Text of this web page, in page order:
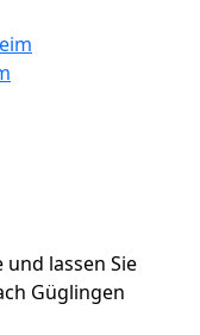
lassen Sie
Güglingen